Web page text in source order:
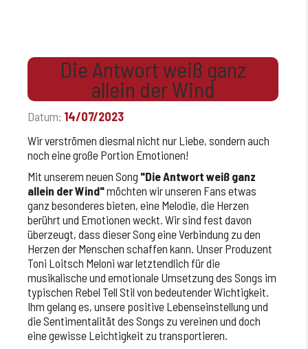
Die Antwort weiß ganz
allein der Wind
Datum: 14/07/2023
Wir verströmen diesmal nicht nur Liebe, sondern auch
noch eine große Portion Emotionen!
Mit unserem neuen Song "Die Antwort weiß ganz
allein der Wind"möchten wir unseren Fans etwas
ganz besonderes bieten, eine Melodie, die Herzen
berührt und Emotionen weckt. Wir sind fest davon
überzeugt, dass dieser Song eine Verbindung zu den
Herzen der Menschen schaffen kann. Unser Produzent
Toni Loitsch Meloni war letztendlich für die
musikalische und emotionale Umsetzung des Songs im
typischen Rebel Tell Stil von bedeutender Wichtigkeit.
Ihm gelang es, unsere positive Lebenseinstellung und
die Sentimentalität des Songs zu vereinen und doch
eine gewisse Leichtigkeit zu transportieren.